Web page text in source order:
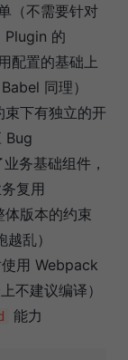
（不需要针对
Plugin 的
配置的基础上
同理）
下有独立的开
Bug
务基础组件，
复用
版本的约束
乱）
用 Webpack
不建议编译）
能力